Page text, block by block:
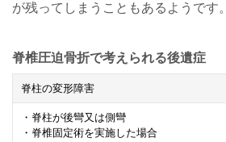
が残ってしまうこともあるようです。
脊椎圧迫骨折で考えられる後遺症
脊柱の変形障害
・脊柱が後彎又は側彎
・脊椎固定術を実施した場合